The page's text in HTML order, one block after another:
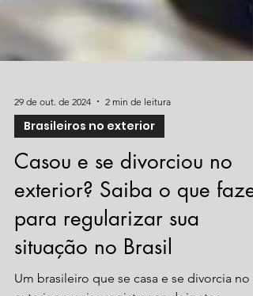
29 de out. de 2024 2 min de leitura
Brasileiros no exterior
Casou e se divorciou no
exterior? Saiba o que fazer
para regularizar sua